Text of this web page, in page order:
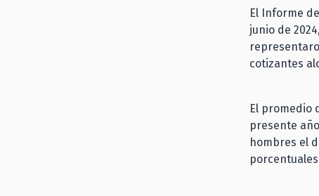
El Informe
junio de
cotizantes
El promedio
presente
hombres el